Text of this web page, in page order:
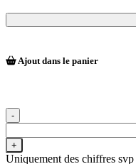
Loading...
Loading...
Ajout dans le panier
-
+
Uniquement des chiffres svp